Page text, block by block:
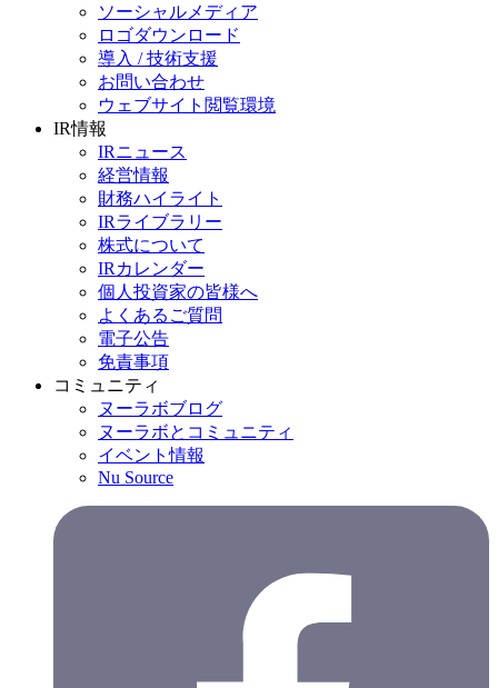
ソーシャルメディア
ロゴダウンロード
導入 / 技術支援
お問い合わせ
ウェブサイト閲覧環境
IR情報
IRニュース
経営情報
財務ハイライト
IRライブラリー
株式について
IRカレンダー
個人投資家の皆様へ
よくあるご質問
電子公告
免責事項
コミュニティ
ヌーラボブログ
ヌーラボとコミュニティ
イベント情報
Nu Source